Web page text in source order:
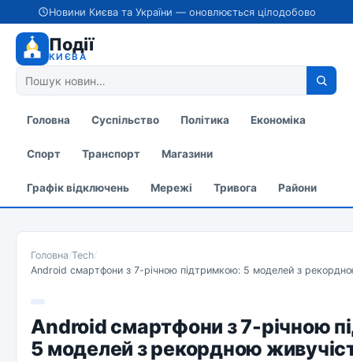
Новини Києва та України — оновлюється цілодобово
Події
КИЄВА
Головна Суспільство Політика Економіка
Спорт Транспорт Магазини
Графік відключень Мережі Тривога Райони
Головна/Tech/
Android смартфони з 7-річною підтримкою: 5 моделей з
Android смартфони з 7-річною
5 моделей з рекордною